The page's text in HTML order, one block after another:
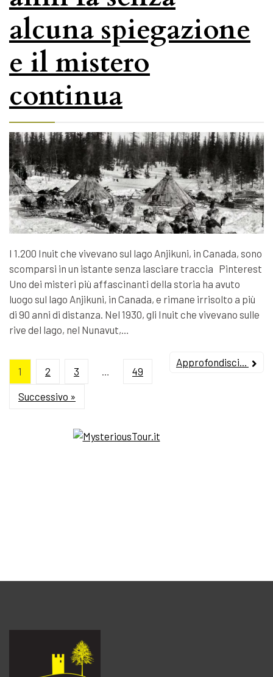
alcuna spiegazione
e il mistero
continua
I 1.200 Inuit che vivevano sul lago Anjikuni, in Canada, sono
scomparsi in un istante senza lasciare traccia Pinterest
Uno dei misteri più affascinanti della storia ha avuto
luogo sul lago Anjikuni, in Canada, e rimane irrisolto a più
di 90 anni di distanza. Nel 1930, gli Inuit che vivevano sulle
rive del lago, nel Nunavut,…
Approfondisci...
1 2 3 49
Successivo »